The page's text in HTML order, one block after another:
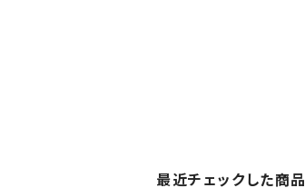
最近チェックした商品